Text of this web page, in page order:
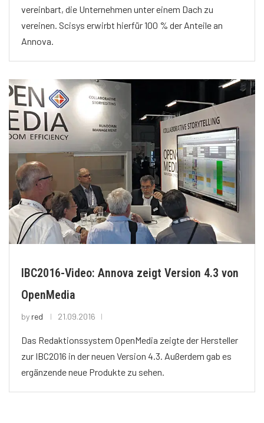
vereinbart, die Unternehmen unter einem Dach zu
vereinen. Scisys erwirbt hierfür 100 % der Anteile an
Annova.
IBC2016-Video: Annova zeigt Version 4.3 von
OpenMedia
by red 21.09.2016
Das Redaktionssystem OpenMedia zeigte der Hersteller
zur IBC2016 in der neuen Version 4.3. Außerdem gab es
ergänzende neue Produkte zu sehen.